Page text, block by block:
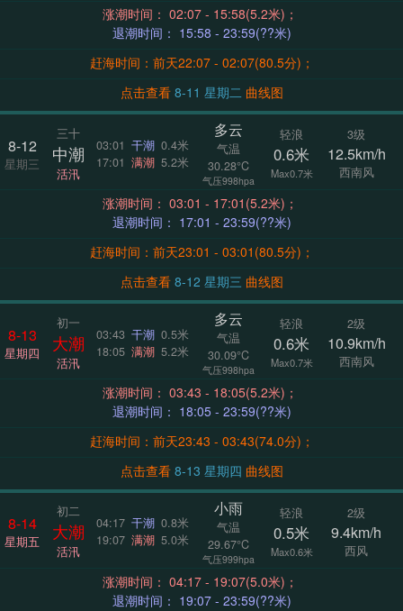
涨潮时间： 02:07 - 15:58(5.2米)；
退潮时间： 15:58 - 23:59(??米)
赶海时间：前天22:07 - 02:07(80.5分)；
点击查看
8-11 星期二 曲线图
8-12
星期三
三十
中潮
活汛
03:01 干潮 0.4米
17:01 满潮 5.2米
多云
气温
30.28°C
气压998hpa
轻浪
0.6米
Max0.7米
3级
12.5km/h
西南风
涨潮时间： 03:01 - 17:01(5.2米)；
退潮时间： 17:01 - 23:59(??米)
赶海时间：前天23:01 - 03:01(80.5分)；
点击查看
8-12 星期三 曲线图
8-13
星期四
初一
大潮
活汛
03:43 干潮 0.5米
18:05 满潮 5.2米
多云
气温
30.09°C
气压998hpa
轻浪
0.6米
Max0.7米
2级
10.9km/h
西南风
涨潮时间： 03:43 - 18:05(5.2米)；
退潮时间： 18:05 - 23:59(??米)
赶海时间：前天23:43 - 03:43(74.0分)；
点击查看
8-13 星期四 曲线图
8-14
星期五
初二
大潮
活汛
04:17 干潮 0.8米
19:07 满潮 5.0米
小雨
气温
29.67°C
气压999hpa
轻浪
0.5米
Max0.6米
2级
9.4km/h
西风
涨潮时间： 04:17 - 19:07(5.0米)；
退潮时间： 19:07 - 23:59(??米)